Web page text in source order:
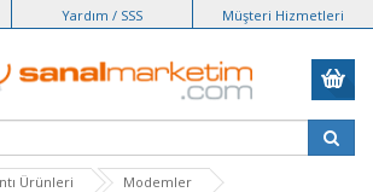
Yardım / SSS Müşteri Hizmetleri
Ürünleri Modemler